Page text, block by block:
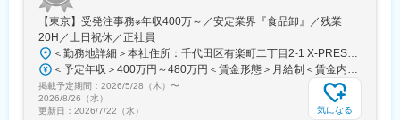
【東京】受発注事務※年収400万～／安定業界『食品卸』／残業
20H／土日祝休／正社員
掲載予定期間： 2026/5/28（木） 〜
2026/8/26（水）
更新日： 2026/7/22（水） 気になる